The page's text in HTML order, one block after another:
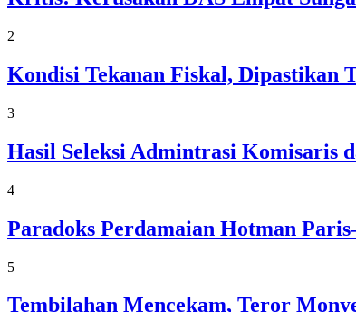
2
Kondisi Tekanan Fiskal, Dipastikan
3
Hasil Seleksi Admintrasi Komisaris
4
Paradoks Perdamaian Hotman
5
Tembilahan Mencekam, Teror